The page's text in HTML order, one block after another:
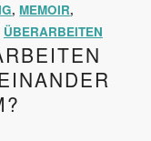
, MEMOIR,
ÜBERARBEITEN